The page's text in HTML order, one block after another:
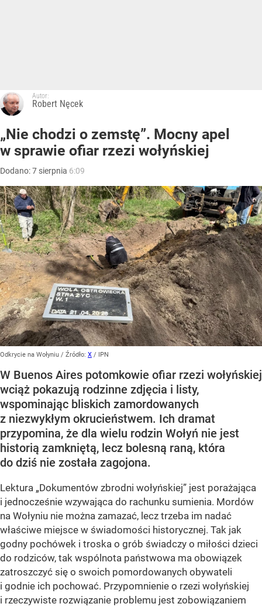
Autor:
Robert Nęcek
„Nie chodzi o zemstę”. Mocny apel
w sprawie ofiar rzezi wołyńskiej
Dodano:7 sierpnia 6:09
Odkrycie na Wołyniu / Źródło: X / IPN
W Buenos Aires potomkowie ofiar rzezi wołyńskiej
wciąż pokazują rodzinne zdjęcia i listy,
wspominając bliskich zamordowanych
z niezwykłym okrucieństwem. Ich dramat
przypomina, że dla wielu rodzin Wołyń nie jest
historią zamkniętą, lecz bolesną raną, która
do dziś nie została zagojona.
Lektura „Dokumentów zbrodni wołyńskiej” jest porażająca
i jednocześnie wzywająca do rachunku sumienia. Mordów
na Wołyniu nie można zamazać, lecz trzeba im nadać
właściwe miejsce w świadomości historycznej. Tak jak
godny pochówek i troska o grób świadczy o miłości dzieci
do rodziców, tak wspólnota państwowa ma obowiązek
zatroszczyć się o swoich pomordowanych obywateli
i godnie ich pochować. Przypomnienie o rzezi wołyńskiej
i rzeczywiste rozwiązanie problemu jest zobowiązaniem